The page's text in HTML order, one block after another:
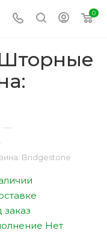
0
—
Bridgestone
Нет